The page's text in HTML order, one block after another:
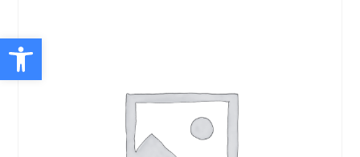
Abrir barra de herramientas